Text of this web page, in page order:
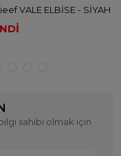
VALE ELBİSE - SİYAH
sahibi olmak için